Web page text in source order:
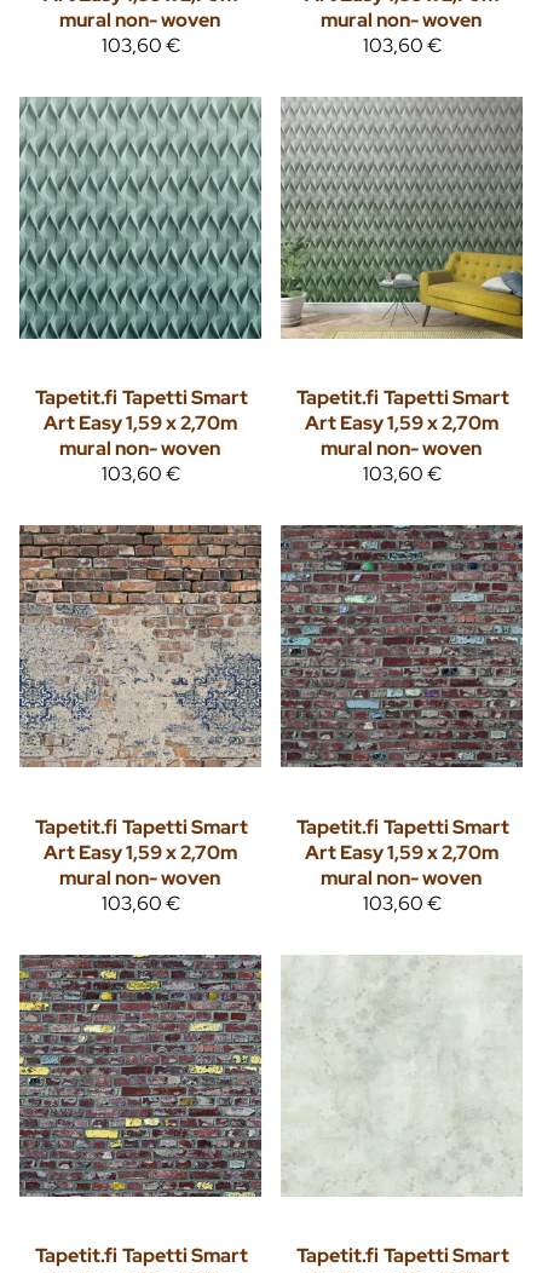
mural non- woven
103,60 €
mural non- woven
103,60 €
Tapetit.fiTapetti Smart
Art Easy 1,59 x 2,70m
mural non- woven
103,60 €
Tapetit.fiTapetti Smart
Art Easy 1,59 x 2,70m
mural non- woven
103,60 €
Tapetit.fiTapetti Smart
Art Easy 1,59 x 2,70m
mural non- woven
103,60 €
Tapetit.fiTapetti Smart
Art Easy 1,59 x 2,70m
mural non- woven
103,60 €
Tapetit.fiTapetti Smart
Tapetit.fiTapetti Smart